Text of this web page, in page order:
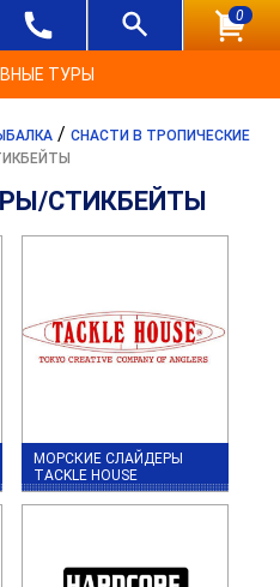
0
ТУРЫ
/ СНАСТИ В ТРОПИЧЕСКИЕ
СТИКБЕЙТЫ
МОРСКИЕ СЛАЙДЕРЫ
TACKLE HOUSE